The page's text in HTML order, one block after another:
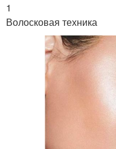
1
Волосковая техника